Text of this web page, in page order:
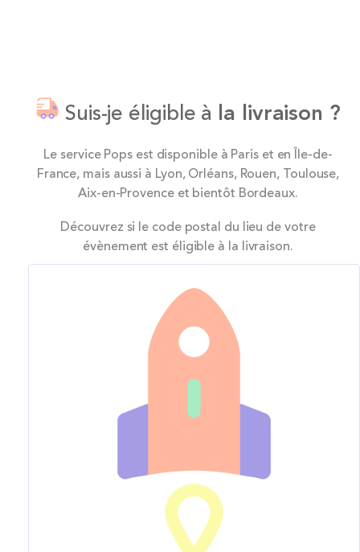
Suis-je éligible à la livraison ?
Le service Pops est disponible à Paris et en Île-de-
France, mais aussi à Lyon, Orléans, Rouen, Toulouse,
Aix-en-Provence et bientôt Bordeaux.
Découvrez si le code postal du lieu de votre
évènement est éligible à la livraison.